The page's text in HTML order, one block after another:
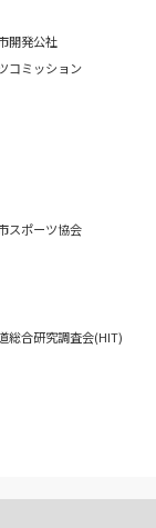
開発公社
コミッション
スポーツ協会
合研究調査会(HIT)